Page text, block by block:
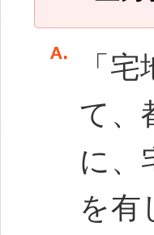
「
て、
に、
を有